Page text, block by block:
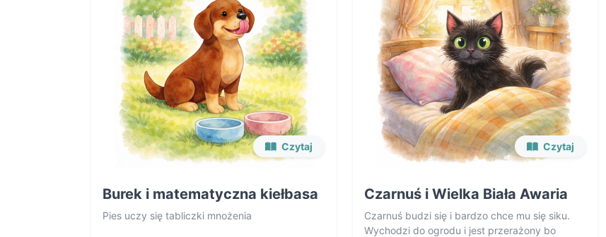
Czytaj
Burek i matematyczna kiełbasa
Pies uczy się tabliczki mnożenia
Czytaj
Czarnuś i Wielka Biała Awaria
Czarnuś budzi się i bardzo chce mu się siku.
Wychodzi do ogrodu i jest przerażony bo